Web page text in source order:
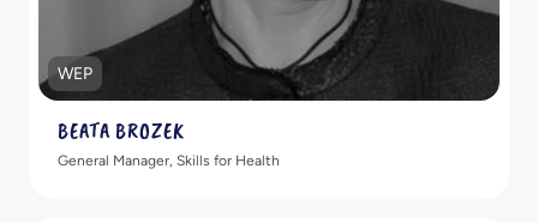
WEP
BEATA BROZEK
General Manager, Skills for Health